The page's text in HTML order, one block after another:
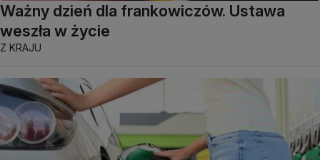
Ważny dzień dla frankowiczów. Ustawa
weszła w życie
Z KRAJU